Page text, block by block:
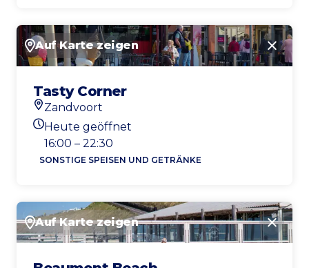
Auf Karte zeigen
Tasty Corner
Standort
Zandvoort
Heutigen Öffnungszeiten
Heute geöffnet
16:00 – 22:30
SONSTIGE SPEISEN UND GETRÄNKE
Auf Karte zeigen